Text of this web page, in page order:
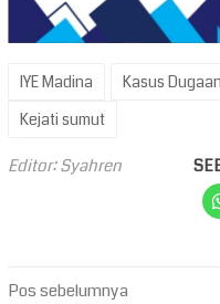
IYE Madina
Kasus
Kejati sumut
Editor: Syahren
Navigasi
Pos sebelumnya